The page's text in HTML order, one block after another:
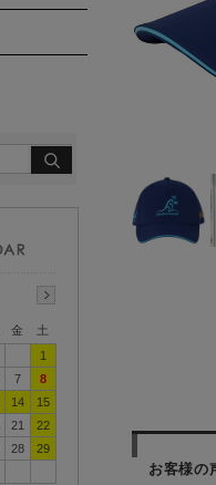
お客様の
金
土
1
7
8
14
15
21
22
28
29